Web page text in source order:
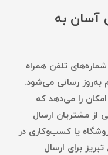
آسان به
تلفن همراه
به‌روز رسانی می‌شود.
را می‌دهد که
از مشتریان ارسال
یا کسب‌وکاری در
برای ارسال